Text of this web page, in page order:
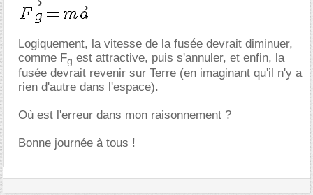
Logiquement, la vitesse de la fusée devrait diminuer,
comme Fg est attractive, puis s'annuler, et enfin, la
fusée devrait revenir sur Terre (en imaginant qu'il n'y a
rien d'autre dans l'espace).
Où est l'erreur dans mon raisonnement ?
Bonne journée à tous !